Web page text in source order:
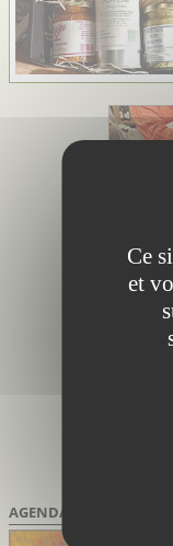
AGENDA DES SORTIES
Ce
et